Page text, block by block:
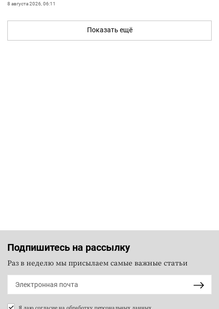
8 августа 2026, 06:11
Показать ещё
Подпишитесь на рассылку
Раз в неделю мы присылаем самые важные статьи
Я даю согласие на обработку персональных данных